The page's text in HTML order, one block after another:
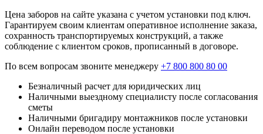
Цена заборов на сайте указана с учетом установки под ключ.
Гарантируем своим клиентам оперативное исполнение заказа,
сохранность транспортируемых конструкций, а также
соблюдение с клиентом сроков, прописанный в договоре.
По всем вопросам звоните менеджеру +7 800 800 80 00
Безналичный расчет для юридических лиц
Наличными выездному специалисту после согласования
сметы
Наличными бригадиру монтажников после установки
Онлайн переводом после установки